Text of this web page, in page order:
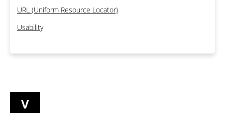
URL (Uniform Resource Locator)
Usability
V